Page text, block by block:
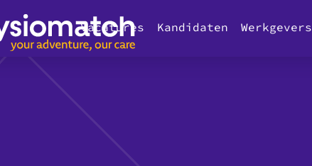
Vacatures Kandidaten Werkgevers